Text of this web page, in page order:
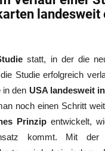
statt, in der die
Studie erfolgreich
in den USA landesweit
noch einen Schritt
Prinzip entwickelt,
kommt. Mit der